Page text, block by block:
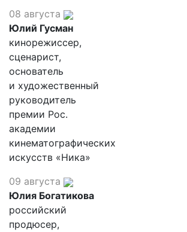
08 августа
Юлий Гусман
кинорежиссер,
сценарист,
основатель
и художественный
руководитель
премии Рос.
академии
кинематографических
искусств «Ника»
09 августа
Юлия Богатикова
российский
продюсер,